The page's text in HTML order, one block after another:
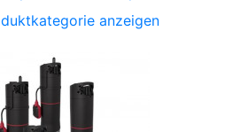
anzeigen